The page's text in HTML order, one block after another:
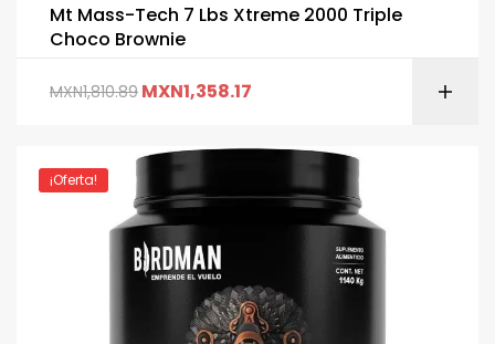
Mt Mass-Tech 7 Lbs Xtreme 2000 Triple
Choco Brownie
MXN1,810.89 MXN1,358.17
¡Oferta!